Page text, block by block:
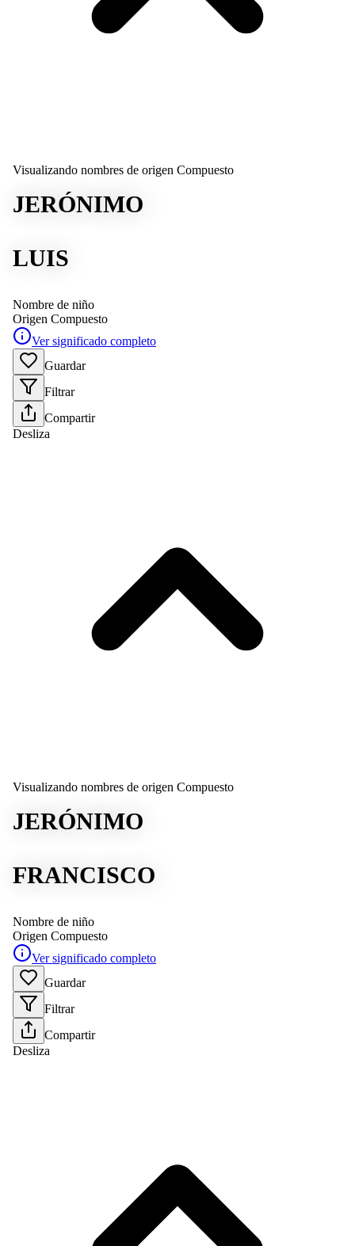
Visualizando nombres de origen Compuesto
JERÓNIMO
LUIS
Nombre de niño
Origen Compuesto
Ver significado completo
Guardar
Filtrar
Compartir
Desliza
Visualizando nombres de origen Compuesto
JERÓNIMO
FRANCISCO
Nombre de niño
Origen Compuesto
Ver significado completo
Guardar
Filtrar
Compartir
Desliza